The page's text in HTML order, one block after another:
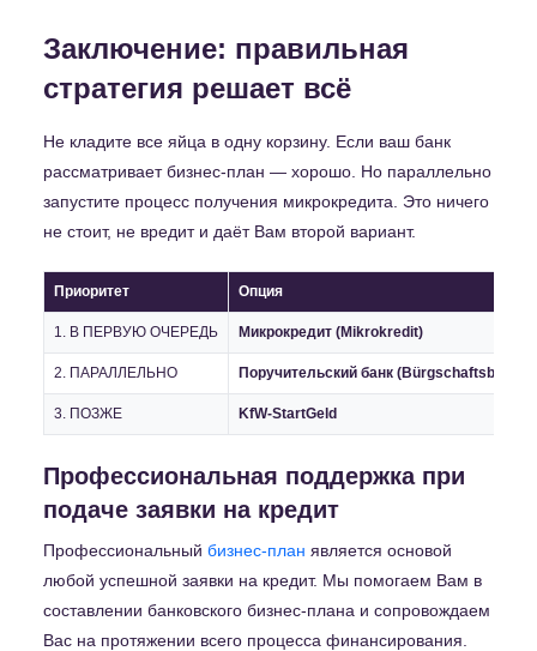
Заключение: правильная
стратегия решает всё
Не кладите все яйца в одну корзину. Если ваш банк
рассматривает бизнес-план — хорошо. Но параллельно
запустите процесс получения микрокредита. Это ничего
не стоит, не вредит и даёт Вам второй вариант.
Приоритет Опция
1. В ПЕРВУЮ ОЧЕРЕДЬ Микрокредит (Mikrokredit)
2. ПАРАЛЛЕЛЬНО Поручительский банк (Bürgschaftsbank)
3. ПОЗЖЕ KfW-StartGeld
Профессиональная поддержка при
подаче заявки на кредит
Профессиональный бизнес-план является основой
любой успешной заявки на кредит. Мы помогаем Вам в
составлении банковского бизнес-плана и сопровождаем
Вас на протяжении всего процесса финансирования.